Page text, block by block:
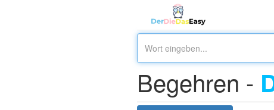
Begehren -